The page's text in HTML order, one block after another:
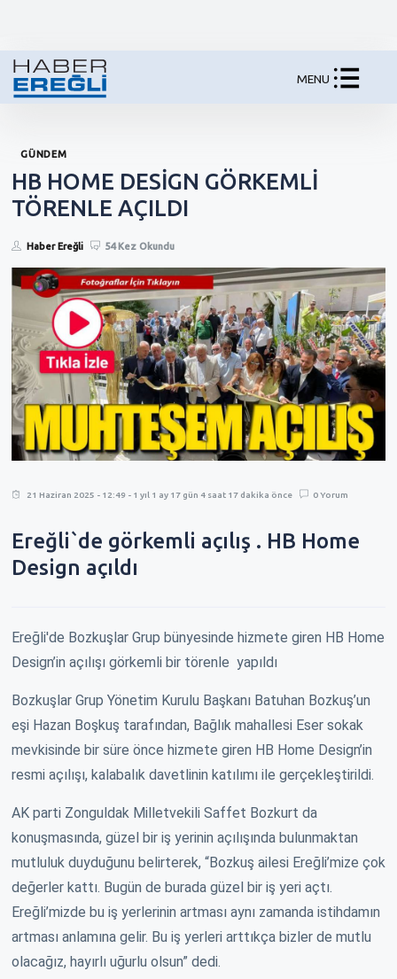
MENU
GÜNDEM
HB HOME DESİGN GÖRKEMLİ
TÖRENLE AÇILDI
Haber Ereğli 54 Kez Okundu
21 Haziran 2025 - 12:49 - 1 yıl 1 ay 17 gün 4 saat 17 dakika önce 0 Yorum
Ereğli`de görkemli açılış . HB Home
Design açıldı
Ereğli'de Bozkuşlar Grup bünyesinde hizmete giren HB Home
Design’in açılışı görkemli bir törenle yapıldı
Bozkuşlar Grup Yönetim Kurulu Başkanı Batuhan Bozkuş’un
eşi Hazan Boşkuş tarafından, Bağlık mahallesi Eser sokak
mevkisinde bir süre önce hizmete giren HB Home Design’in
resmi açılışı, kalabalık davetlinin katılımı ile gerçekleştirildi.
AK parti Zonguldak Milletvekili Saffet Bozkurt da
konuşmasında, güzel bir iş yerinin açılışında bulunmaktan
mutluluk duyduğunu belirterek, “Bozkuş ailesi Ereğli’mize çok
değerler kattı. Bugün de burada güzel bir iş yeri açtı.
Ereğli’mizde bu iş yerlerinin artması aynı zamanda istihdamın
artması anlamına gelir. Bu iş yerleri arttıkça bizler de mutlu
olacağız, hayırlı uğurlu olsun” dedi.